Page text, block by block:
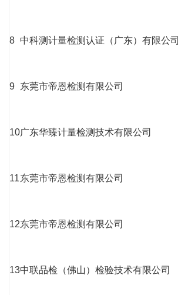
8 中科测计量检测认证（广东）有限公司
9 东莞市帝恩检测有限公司
10广东华臻计量检测技术有限公司
11东莞市帝恩检测有限公司
12东莞市帝恩检测有限公司
13中联品检（佛山）检验技术有限公司